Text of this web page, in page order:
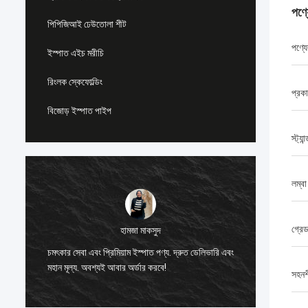
পিপিজিআই ঢেউতোলা শীট
ইস্পাত এইচ মরীচি
রিংলক স্কেফোল্ডিং
বিজোড় ইস্পাত পাইপ
ডায়ানা কোস্টা
ইস্পাতের শক্তি এবং সমাপ্তি দ্বারা মুগ্ধ। আমাদের শিল্প
প্রকল্পের জন্য নিখুঁত। দুর্দান্ত গ্রাহক সমর্থনও!
লম্বা
গ্রেড